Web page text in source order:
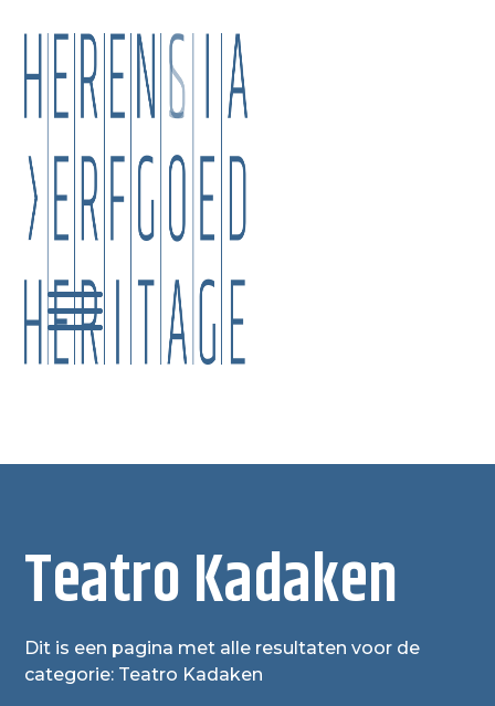
Teatro Kadaken
Dit is een pagina met alle resultaten voor de
categorie: Teatro Kadaken